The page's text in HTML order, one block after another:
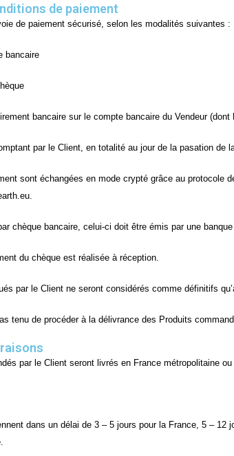
de paiement
de paiement sécurisé, selon les modalités suivantes :
bancaire
bancaire sur le compte bancaire du Vendeur
par le Client, en totalité au jour de la pasation de
sont échangées en mode crypté grâce au
chèque bancaire, celui-ci doit être émis par une
du chèque est réalisée à réception.
par le Client ne seront considérés comme définitifs
tenu de procéder à la délivrance des Produits
par le Client seront livrés en France métropolitaine
dans un délai de 3 – 5 jours pour la France, 5 – 12